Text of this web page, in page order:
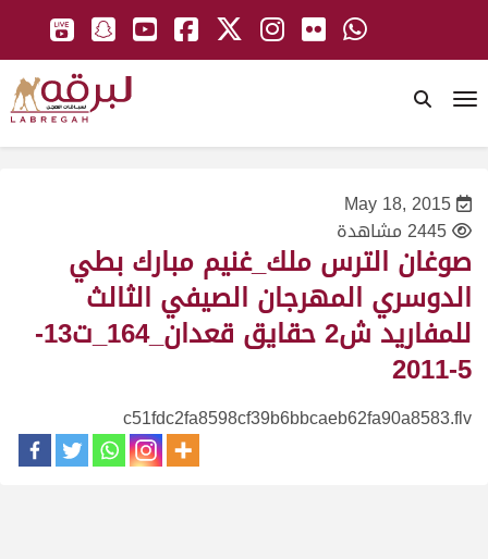
May 18, 2015
2445 مشاهدة
صوغان الترس ملك_غنيم مبارك بطي
الدوسري المهرجان الصيفي الثالث
للمفاريد ش2 حقايق قعدان_164_ت13-
5-2011
c51fdc2fa8598cf39b6bbcaeb62fa90a8583.flv